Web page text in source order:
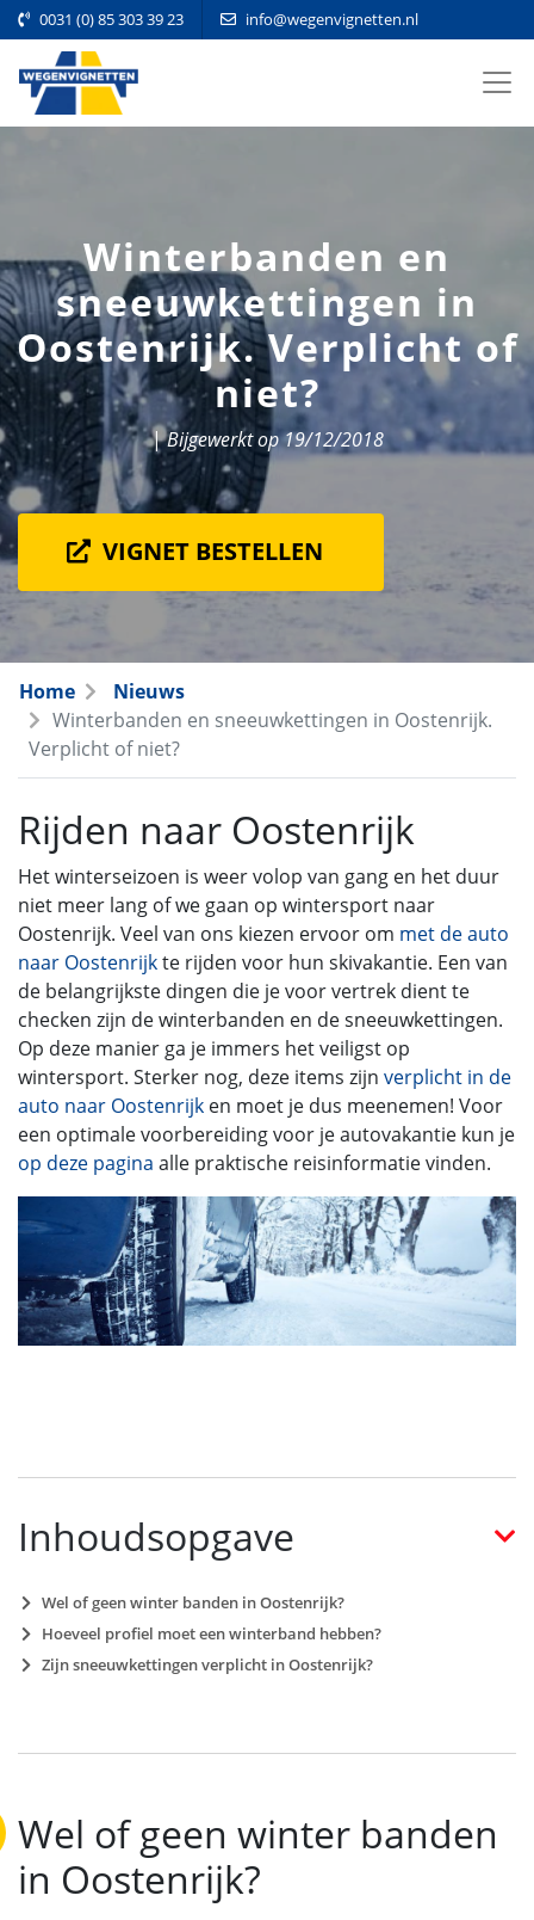
0031 (0) 85 303 39 23 info@wegenvignetten.nl
Winterbanden en
sneeuwkettingen in
Oostenrijk. Verplicht of
niet?
|Bijgewerkt op 19/12/2018
VIGNET BESTELLEN
Home
Nieuws
Winterbanden en sneeuwkettingen in Oostenrijk.
Verplicht of niet?
Rijden naar Oostenrijk
Het winterseizoen is weer volop van gang en het duur
niet meer lang of we gaan op wintersport naar
Oostenrijk. Veel van ons kiezen ervoor om met de auto
naar Oostenrijkte rijden voor hun skivakantie. Een van
de belangrijkste dingen die je voor vertrek dient te
checken zijn de winterbanden en de sneeuwkettingen.
Op deze manier ga je immers het veiligst op
wintersport. Sterker nog, deze items zijn verplicht in de
auto naar Oostenrijk en moet je dus meenemen! Voor
een optimale voorbereiding voor je autovakantie kun je
op deze pagina alle praktische reisinformatie vinden.
Inhoudsopgave
Wel of geen winter banden in Oostenrijk?
Hoeveel profiel moet een winterband hebben?
Zijn sneeuwkettingen verplicht in Oostenrijk?
Wel of geen winter banden
in Oostenrijk?